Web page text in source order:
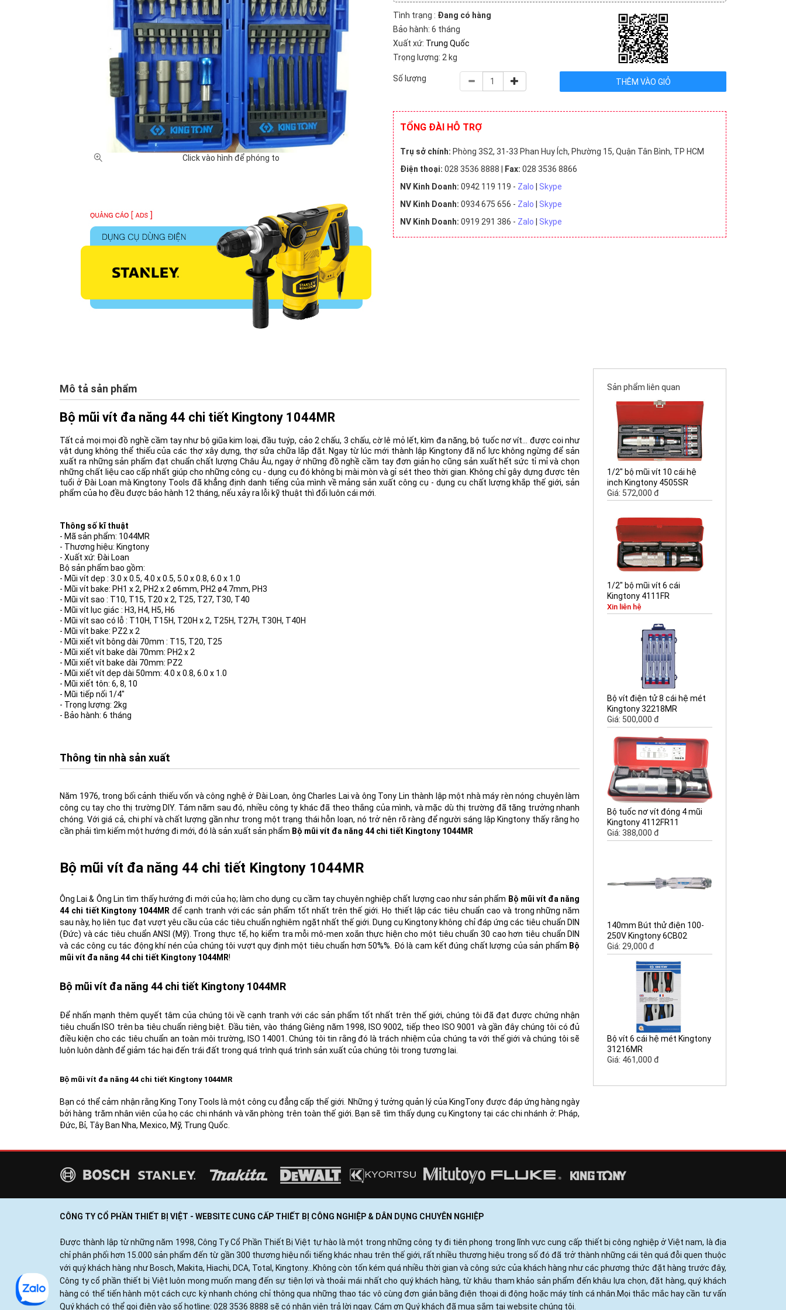
Click vào hình để phóng to
Tình trạng : Đang có hàng
Bảo hành: 6 tháng
Xuất xứ: Trung Quốc
Trọng lượng: 2 kg
Số lượng
TỔNG ĐÀI HỖ TRỢ
Trụ sở chính: Phòng 3S2, 31-33 Phan Huy Ích, Phường 15, Quận Tân Bình, TP HCM
Điện thoại: 028 3536 8888 | Fax: 028 3536 8866
NV Kinh Doanh: 0942 119 119 - Zalo
Skype
NV Kinh Doanh: 0934 675 656 - Zalo
Skype
NV Kinh Doanh: 0919 291 386 - Zalo Skype
Mô tả sản phẩm
Bộ mũi vít đa năng 44 chi tiết Kingtony 1044MR
Tất cả mọi mọi đồ nghề cầm tay như bộ giũa kim loại, đầu tuýp, cảo 2 chấu, 3 chấu, cờ lê mỏ lết, kìm đa năng, bộ tuốc nơ vít... được coi như
vật dụng không thể thiếu của các thợ xây dựng, thợ sửa chữa lắp đặt. Ngay từ lúc mới thành lập Kingtony đã nổ lực không ngừng để sản
xuất ra những sản phẩm đạt chuẩn chất lượng Châu Âu, ngay ở những đồ nghề cầm tay đơn giản họ cũng sản xuất hết sức tỉ mỉ và chọn
những chất liệu cao cấp nhất giúp cho những công cụ - dụng cụ đó không bị mài mòn và gỉ sét theo thời gian. Không chỉ gây dựng được tên
tuổi ở Đài Loan mà Kingtony Tools đã khẳng định danh tiếng của mình về mảng sản xuất công cụ - dụng cụ chất lượng khắp thế giới, sản
phẩm của họ đều được bảo hành 12 tháng, nếu xảy ra lỗi kỹ thuật thì đổi luôn cái mới.
Thông số kĩ thuật
- Mã sản phẩm: 1044MR
- Thương hiệu: Kingtony
- Xuất xứ: Đài Loan
Bộ sản phẩm bao gồm:
- Mũi vít dẹp : 3.0 x 0.5, 4.0 x 0.5, 5.0 x 0.8, 6.0 x 1.0
- Mũi vít bake: PH1 x 2, PH2 x 2 ø6mm, PH2 ø4.7mm, PH3
- Mũi vít sao : T10, T15, T20 x 2, T25, T27, T30, T40
- Mũi vít lục giác : H3, H4, H5, H6
- Mũi vít sao có lỗ : T10H, T15H, T20H x 2, T25H, T27H, T30H, T40H
- Mũi vít bake: PZ2 x 2
- Mũi xiết vít bông dài 70mm : T15, T20, T25
- Mũi xiết vít bake dài 70mm: PH2 x 2
- Mũi xiết vít bake dài 70mm: PZ2
- Mũi xiết vít dẹp dài 50mm: 4.0 x 0.8, 6.0 x 1.0
- Mũi xiết tôn: 6, 8, 10
- Mũi tiếp nối 1/4"
- Trọng lượng: 2kg
- Bảo hành: 6 tháng
Thông tin nhà sản xuất
Năm 1976, trong bối cảnh thiếu vốn và công nghệ ở Đài Loan, ông Charles Lai và ông Tony Lin thành lập một nhà máy rèn nóng chuyên làm
công cụ tay cho thị trường DIY. Tám năm sau đó, nhiều công ty khác đã theo thắng của mình, và mặc dù thị trường đã tăng trưởng nhanh
chóng. Với giá cả, chi phí và chất lượng gần như trong một trạng thái hỗn loạn, nó trở nên rõ ràng để người sáng lập Kingtony thấy rằng họ
cần phải tìm kiếm một hướng đi mới, đó là sản xuất sản phẩm Bộ mũi vít đa năng 44 chi tiết Kingtony 1044MR
Bộ mũi vít đa năng 44 chi tiết Kingtony 1044MR
Ông Lai & Ông Lin tìm thấy hướng đi mới của họ; làm cho dụng cụ cầm tay chuyên nghiệp chất lượng cao như sản phẩm Bộ mũi vít đa năng
44 chi tiết Kingtony 1044MR để cạnh tranh với các sản phẩm tốt nhất trên thế giới. Họ thiết lập các tiêu chuẩn cao và trong những năm
sau này, họ liên tục đạt vượt yêu cầu của các tiêu chuẩn nghiêm ngặt nhất thế giới. Dụng cụ Kingtony không chỉ đáp ứng các tiêu chuẩn DIN
(Đức) và các tiêu chuẩn ANSI (Mỹ). Trong thực tế, họ kiểm tra mỗi mô-men xoắn thực hiện cho một tiêu chuẩn 30 cao hơn tiêu chuẩn DIN
và các công cụ tác động khí nén của chúng tôi vượt quy định một tiêu chuẩn hơn 50%%. Đó là cam kết đúng chất lượng của sản phẩm Bộ
mũi vít đa năng 44 chi tiết Kingtony 1044MR!
Bộ mũi vít đa năng 44 chi tiết Kingtony 1044MR
Để nhấn mạnh thêm quyết tâm của chúng tôi về cạnh tranh với các sản phẩm tốt nhất trên thế giới, chúng tôi đã đạt được chứng nhận
tiêu chuẩn ISO trên ba tiêu chuẩn riêng biệt. Đầu tiên, vào tháng Giêng năm 1998, ISO 9002, tiếp theo ISO 9001 và gần đây chúng tôi có đủ
điều kiện cho các tiêu chuẩn an toàn môi trường, ISO 14001. Chúng tôi tin rằng đó là trách nhiệm của chúng ta với thế giới và chúng tôi sẽ
luôn luôn dành để giảm tác hại đến trái đất trong quá trình quá trình sản xuất của chúng tôi trong tương lai.
Bộ mũi vít đa năng 44 chi tiết Kingtony 1044MR
Bạn có thể cảm nhận rằng King Tony Tools là một công cụ đẳng cấp thế giới. Những ý tưởng quản lý của KingTony được đáp ứng hàng ngày
bởi hàng trăm nhân viên của họ các chi nhánh và văn phòng trên toàn thế giới. Bạn sẽ tìm thấy dụng cụ Kingtony tại các chi nhánh ở: Pháp,
Đức, Bỉ, Tây Ban Nha, Mexico, Mỹ, Trung Quốc.
Sản phẩm liên quan
1/2" bộ mũi vít 10 cái hệ
inch Kingtony 4505SR
Giá: 572,000 đ
1/2" bộ mũi vít 6 cái
Kingtony 4111FR
Xin liên hệ
Bộ vít điện tử 8 cái hệ mét
Kingtony 32218MR
Giá: 500,000 đ
Bộ tuốc nơ vít đóng 4 mũi
Kingtony 4112FR11
Giá: 388,000 đ
140mm Bút thử điện 100-
250V Kingtony 6CB02
Giá: 29,000 đ
Bộ vít 6 cái hệ mét Kingtony
31216MR
Giá: 461,000 đ
CÔNG TY CỔ PHẦN THIẾT BỊ VIỆT - WEBSITE CUNG CẤP THIẾT BỊ CÔNG NGHIỆP & DÂN DỤNG CHUYÊN NGHIỆP
Được thành lập từ những năm 1998, Công Ty Cổ Phần Thiết Bị Việt tự hào là một trong những công ty đi tiên phong trong lĩnh vực cung cấp thiết bị công nghiệp ở Việt nam, là địa
chỉ phân phối hơn 15.000 sản phẩm đến từ gần 300 thương hiệu nổi tiếng khác nhau trên thế giới, rất nhiều thương hiệu trong số đó đã trở thành những cái tên quá đỗi quen thuộc
với quý khách hàng như Bosch, Makita, Hiachi, DCA, Total, Kingtony...Không còn tốn kém quá nhiều thời gian và công sức của khách hàng như các phương thức đặt hàng trước đây,
Công ty cổ phần thiết bị Việt luôn mong muốn mang đến sự tiện lợi và thoải mái nhất cho quý khách hàng, từ khâu tham khảo sản phẩm đến khâu lựa chọn, đặt hàng, quý khách
hàng có thể tiến hành một cách cực kỳ nhanh chóng chỉ thông qua những thao tác vô cùng đơn giản bằng điện thoại di động hoặc máy tính cá nhân.Mọi thắc mắc hay cần tư vấn
Quý khách có thể gọi điện vào số hotline: 028 3536 8888 sẽ có nhân viên trả lời ngay. Cám ơn Quý khách đã mua sắm tại website chúng tôi.